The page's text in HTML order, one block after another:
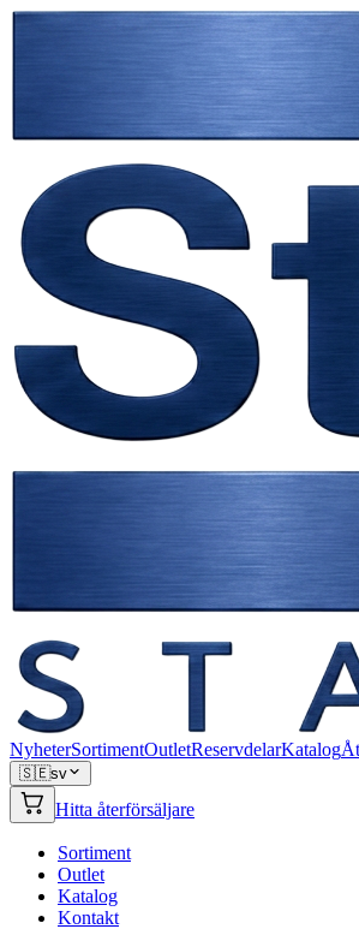
NyheterSortimentOutletReservdelarKatalog
🇸🇪sv
Hitta återförsäljare
Sortiment
Outlet
Katalog
Kontakt